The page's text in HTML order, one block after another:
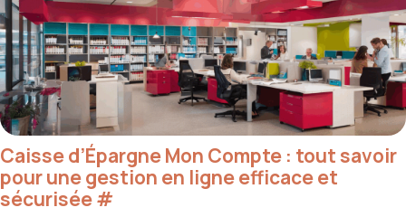
Caisse d’Épargne Mon Compte : tout savoir
pour une gestion en ligne efficace et
sécurisée#